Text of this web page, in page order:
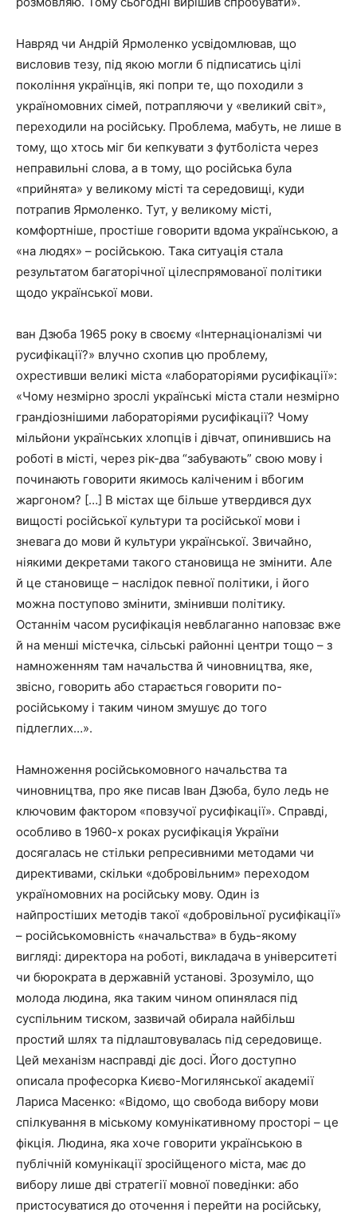
Навряд чи Андрій Ярмоленко усвідомлював, що
висловив тезу, під якою могли б підписатись цілі
покоління українців, які попри те, що походили з
україномовних сімей, потрапляючи у «великий світ»,
переходили на російську. Проблема, мабуть, не лише в
тому, що хтось міг би кепкувати з футболіста через
неправильні слова, а в тому, що російська була
«прийнята» у великому місті та середовищі, куди
потрапив Ярмоленко. Тут, у великому місті,
комфортніше, простіше говорити вдома українською, а
«на людях» – російською. Така ситуація стала
результатом багаторічної цілеспрямованої політики
щодо української мови.
ван Дзюба 1965 року в своєму «Інтернаціоналізмі чи
русифікації?» влучно схопив цю проблему,
охрестивши великі міста «лабораторіями русифікації»:
«Чому незмірно зрослі українські міста стали незмірно
грандіознішими лабораторіями русифікації? Чому
мільйони українських хлопців і дівчат, опинившись на
роботі в місті, через рік-два “забувають” свою мову і
починають говорити якимось каліченим і вбогим
жаргоном? […] В містах ще більше утвердився дух
вищості російської культури та російської мови і
зневага до мови й культури української. Звичайно,
ніякими декретами такого становища не змінити. Але
й це становище – наслідок певної політики, і його
можна поступово змінити, змінивши політику.
Останнім часом русифікація невблаганно наповзає вже
й на менші містечка, сільські районні центри тощо – з
намноженням там начальства й чиновництва, яке,
звісно, говорить або старається говорити по-
російському і таким чином змушує до того
підлеглих…».
Намноження російськомовного начальства та
чиновництва, про яке писав Іван Дзюба, було ледь не
ключовим фактором «повзучої русифікації». Справді,
особливо в 1960-х роках русифікація України
досягалась не стільки репресивними методами чи
директивами, скільки «добровільним» переходом
україномовних на російську мову. Один із
найпростіших методів такої «добровільної русифікації»
– російськомовність «начальства» в будь-якому
вигляді: директора на роботі, викладача в університеті
чи бюрократа в державній установі. Зрозуміло, що
молода людина, яка таким чином опинялася під
суспільним тиском, зазвичай обирала найбільш
простий шлях та підлаштовувалась під середовище.
Цей механізм насправді діє досі. Його доступно
описала професорка Києво-Могилянської академії
Лариса Масенко: «Відомо, що свобода вибору мови
спілкування в міському комунікативному просторі – це
фікція. Людина, яка хоче говорити українською в
публічній комунікації зросійщеного міста, має до
вибору лише дві стратегії мовної поведінки: або
пристосуватися до оточення і перейти на російську,